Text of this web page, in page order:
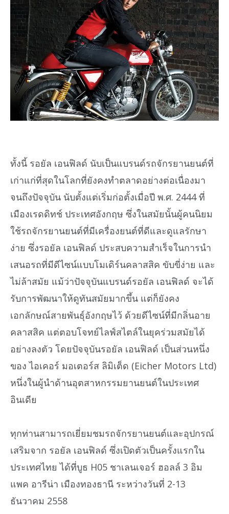
ทั้งนี้ รอยัล เอนฟิลด์ นับเป็นแบรนด์รถจักรยานยนต์ที่
เก่าแก่ที่สุดในโลกที่ยังคงทำตลาดอย่างต่อเนื่องมา
จนถึงปัจจุบัน นับตั้งแต่เริ่มก่อตั้งเมื่อปี พ.ศ. 2444 ที่
เมืองเรดดิทช์ ประเทศอังกฤษ ซึ่งในสมัยนั้นผู้คนนิยม
ใช้รถจักรยานยนต์ที่มีเครื่องยนต์ที่ดีและดูแลรักษา
ง่าย ซึ่งรอยัล เอนฟิลด์ ประสบความสำเร็จในการนำ
เสนอรถที่มีดีไซน์แบบโมเดิร์นคลาสสิค ขับขี่ง่าย และ
ไม่ล้าสมัย แม้ว่าปัจจุบันแบรนด์รอยัล เอนฟิลด์ จะได้
รับการพัฒนาให้ดูทันสมัยมากขึ้น แต่ก็ยังคง
เอกลักษณ์สายพันธุ์อังกฤษไว้ ด้วยดีไซน์ที่มีกลิ่นอาย
คลาสสิค แต่ตอบโจทย์ไลฟ์สไตล์ในยุคร่วมสมัยได้
อย่างลงตัว โดยปัจจุบันรอยัล เอนฟิลด์ เป็นส่วนหนึ่ง
ของ ไอเคอร์ มอเตอร์ส ลิมิเต็ด (Eicher Motors Ltd)
หนึ่งในผู้นำด้านอุตสาหกรรมยานยนต์ในประเทศ
อินเดีย
ทุกท่านสามารถเยี่ยมชมรถจักรยานยนต์และอุปกรณ์
เสริมจาก รอยัล เอนฟิลด์ ซึ่งเปิดตัวเป็นครั้งแรกใน
ประเทศไทย ได้ที่บูธ H05 ชาเลนเจอร์ ฮอลล์ 3 อิม
แพค อารีน่า เมืองทองธานี ระหว่างวันที่ 2-13
ธันวาคม 2558